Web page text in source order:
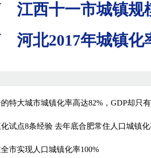
江西十一市城镇规
河北2017年城镇化
特大城市城镇化率高达82%，GDP却只
试点8条经验 去年底合肥常住人口城镇化
市实现人口城镇化率100%